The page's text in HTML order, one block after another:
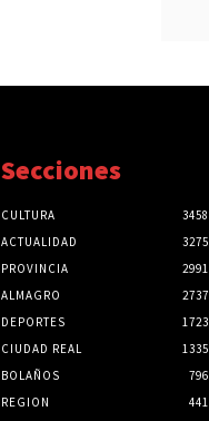
Secciones
CULTURA
3458
ACTUALIDAD
3275
PROVINCIA
2991
ALMAGRO
2737
DEPORTES
1723
CIUDAD REAL
1335
BOLAÑOS
796
REGION
441